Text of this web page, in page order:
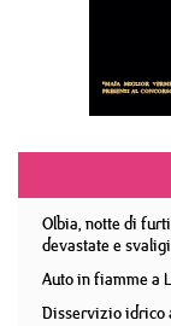
Olbia, notte di
devastate e
Auto in fiamme a
Disservizio idrico